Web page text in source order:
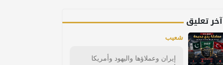
آخر تعليق
شعيب
إيران وعملاؤها واليهود وأمريكا